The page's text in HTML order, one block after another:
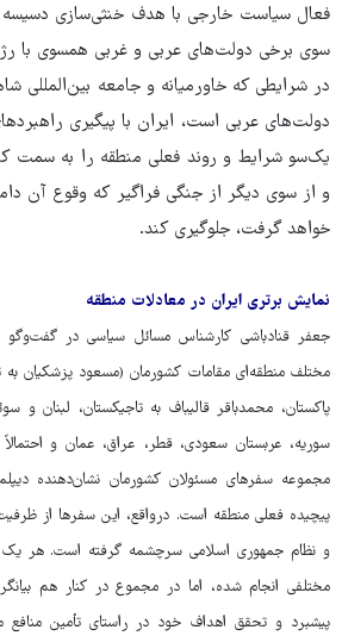
فعال سیاست خارجی با هدف خنثی‌سازی دسیسه
سوی برخی دولت‌های عربی و غربی همسوی با
در شرایطی که خاورمیانه و جامعه بین‌المللی
دولت‌های عربی است، ایران با پیگیری
یک‌سو شرایط و روند فعلی منطقه را به
و از سوی دیگر از جنگی فراگیر که وقوع آن
خواهد گرفت، جلوگیری کند.
نمایش برتری ایران در معادلات منطقه
جعفر قنادباشی کارشناس مسائل سیاسی در
مختلف منطقه‌ای مقامات کشورمان (مسعود پزشکیان به
پاکستان، محمدباقر قالیباف به تاجیکستان، لبنان و
سوریه، عربستان سعودی، قطر، عراق، عمان و
مجموعه سفرهای مسئولان کشورمان نشان‌دهنده
پیچیده فعلی منطقه است. درواقع، این سفرها از
و نظام جمهوری اسلامی سرچشمه گرفته است. هر یک
مختلفی انجام شده، اما در مجموع در کنار هم
پیشبرد و تحقق اهداف خود در راستای تأمین منافع